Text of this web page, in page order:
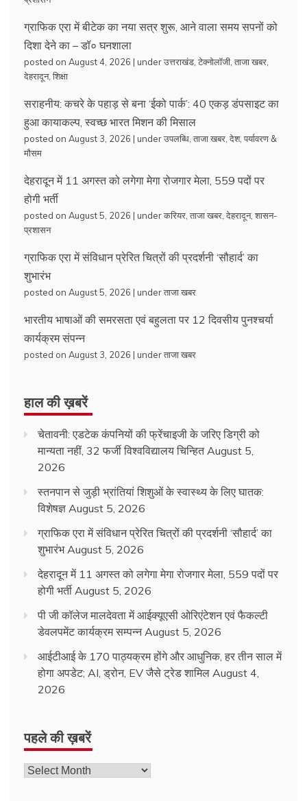
ग्राफिक एरा में बीटेक का नया सत्र शुरू, आने वाला समय सपनों को
दिशा देने का – डॉ० घनशाला
posted on August 4, 2026 | underउत्तराखंड टेक्नोलॉजी ताजा खबर
देहरादून, शिक्षा
सराहनीय: कचरे के पहाड़ से बना ‘ईको पार्क’: 40 एकड़ डंपसाइट का
हुआ कायाकल्प, स्वच्छ भारत मिशन की मिसाल
posted on August 3, 2026 | underउपलब्धि ताजा खबर देश, पर्यावरण &
मौसम
देहरादून में 11 अगस्त को लगेगा मेगा रोजगार मेला, 559 पदों पर
होगी भर्ती
posted on August 5, 2026 | underकरियर ताजा खबर देहरादून, शासन-
प्रशासन
ग्राफिक एरा में संविधान प्रेरित चित्रों की प्रदर्शनी ‘सौहार्द’ का
शुभारंभ
posted on August 5, 2026 | underताजा खबर
भारतीय भाषाओं की समरसता एवं बहुलता पर 12 दिवसीय पुनश्चर्या
कार्यक्रम संपन्न
posted on August 3, 2026 | underताजा खबर
हाल की ख़बरें
चेतावनी: एडटेक कंपनियों की फ्रेंचाइजी के जरिए डिग्री को
मान्यता नहीं, 32 फर्जी विश्वविद्यालय चिन्हित August 5,
2026
स्तनपान से जुड़ी भ्रांतियां शिशुओं के स्वास्थ्य के लिए घातक:
विशेषज्ञ August 5, 2026
ग्राफिक एरा में संविधान प्रेरित चित्रों की प्रदर्शनी ‘सौहार्द’ का
शुभारंभ August 5, 2026
देहरादून में 11 अगस्त को लगेगा मेगा रोजगार मेला, 559 पदों पर
होगी भर्ती August 5, 2026
पी जी कॉलेज मालदेवता में आईक्यूएसी ओरिएंटेशन एवं फैकल्टी
डेवलपमेंट कार्यक्रम सम्पन्न August 5, 2026
आईटीआई के 170 पाठ्यक्रम होंगे और आधुनिक, हर तीन साल में
होगा अपडेट; AI, ड्रोन, EV जैसे ट्रेड शामिल August 4,
2026
पहले की ख़बरें